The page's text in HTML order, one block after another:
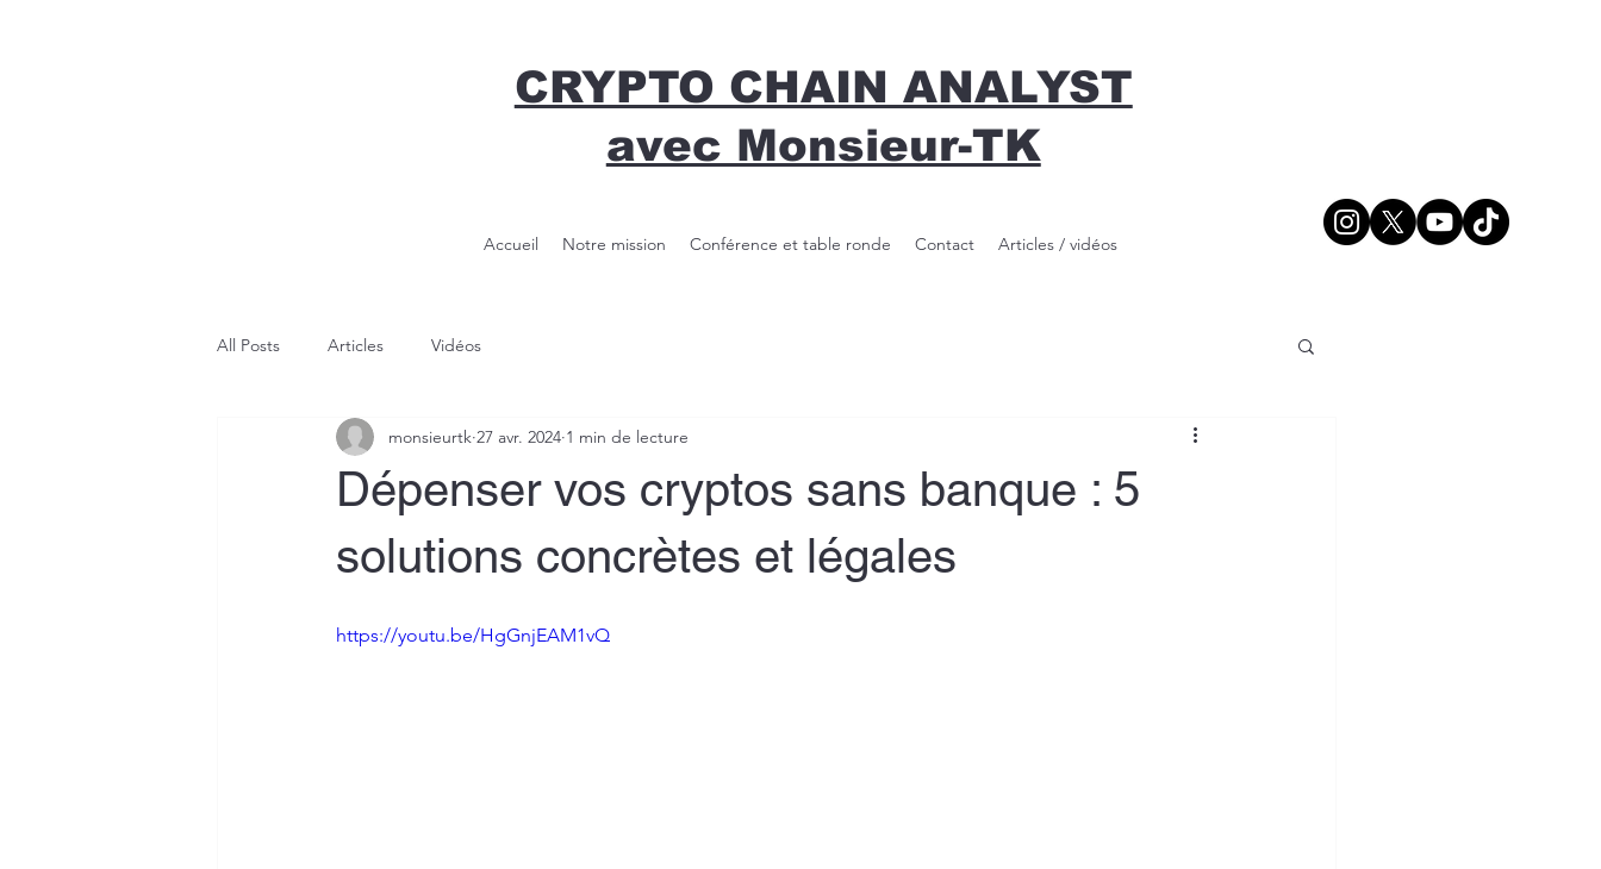
CRYPTO CHAIN ANALYST
avec Monsieur-TK
Accueil Notre mission Conférence et table ronde Contact Articles / vidéos
All Posts Articles Vidéos
Dépenser vos cryptos sans banque : 5
solutions concrètes et légales
monsieurtk 27 avr. 2024 1 min de lecture
https://youtu.be/HgGnjEAM1vQ